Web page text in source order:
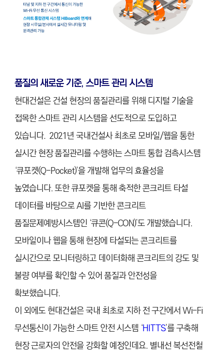
품질의 새로운 기준, 스마트 관리 시스템
현대건설은 건설 현장의 품질관리를 위해 디지털 기술을
접목한 스마트 관리 시스템을 선도적으로 도입하고
있습니다. 2021년 국내건설사 최초로 모바일/웹을 통한
실시간 현장 품질관리를 수행하는 스마트 통합 검측시스템
‘큐포켓(Q-Pocket)’을 개발해 업무의 효율성을
높였습니다. 또한 큐포켓을 통해 축적한 콘크리트 타설
데이터를 바탕으로 AI를 기반한 콘크리트
품질문제예방시스템인 ‘큐콘(Q-CON)’도 개발했습니다.
모바일이나 웹을 통해 현장에 타설되는 콘크리트를
실시간으로 모니터링하고 데이터화해 콘크리트의 강도 및
불량 여부를 확인할 수 있어 품질과 안전성을
확보했습니다.
이 외에도 현대건설은 국내 최초로 지하 전 구간에서 Wi-Fi
무선통신이 가능한 스마트 안전 시스템 ‘HITTS’를 구축해
현장 근로자의 안전을 강화할 예정인데요. 별내선 복선전철